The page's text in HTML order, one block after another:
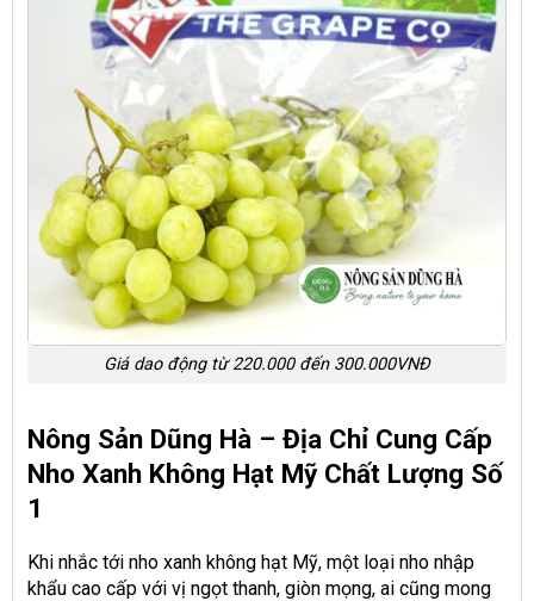
Giá dao động từ 220.000 đến 300.000VNĐ
Nông Sản Dũng Hà – Địa Chỉ Cung Cấp
Nho Xanh Không Hạt Mỹ Chất Lượng Số
1
Khi nhắc tới nho xanh không hạt Mỹ, một loại nho nhập
khẩu cao cấp với vị ngọt thanh, giòn mọng, ai cũng mong